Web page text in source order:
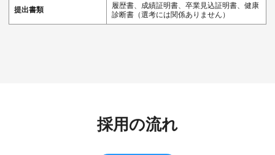
提出書類
履歴書、成績証明書、卒業見込証明書、健康
診断書（選考には関係ありません）
採用の流れ